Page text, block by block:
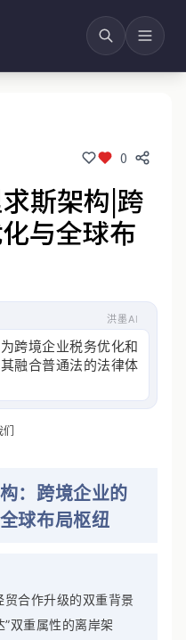
0
斯架构|跨
与全球布
洪墨AI
跨境企业税务优化和
融合普通法的法律体
由兑
：跨境企业的
球布局枢纽
合作升级的双重背景
双重属性的离岸架